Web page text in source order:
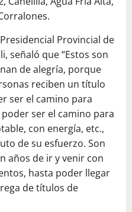
Provincial de
señaló que “Estos son
de alegría, porque
reciben un título
ser el camino para
ser el camino para
con energía, etc.,
de su esfuerzo. Son
años de ir y venir con
hasta poder llegar
de títulos de